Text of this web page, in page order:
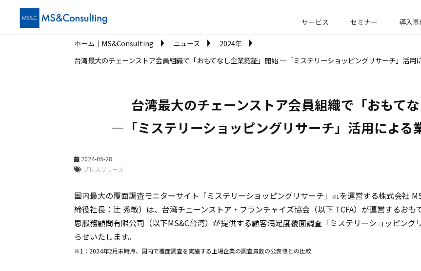
サービス セミナー 導入事
ホーム│MS&Consulting ニュース
2024年
台湾最大のチェーンストア会員組織で「おもてなし企業認証」開始 ―「ミステリーショッピングリサーチ」活
台湾最大のチェーンストア会員組織で「おもて
―「ミステリーショッピングリサーチ」活用によ
2024-05-28
プレスリリース
国内最大の覆面調査モニターサイト「ミステリーショッピングリサーチ」 ※1を運営する株式会社
締役社長：辻 秀敏）は、台湾チェーンストア・フランチャイズ協会（以下 TCFA）が運営するお
思服務顧問有限公司（以下MS&C台湾）が提供する顧客満足度覆面調査「ミステリーショッピン
らせいたします。
※1：2024年2月末時点、国内で覆面調査を実施する上場企業の調査員数の公表値との比較